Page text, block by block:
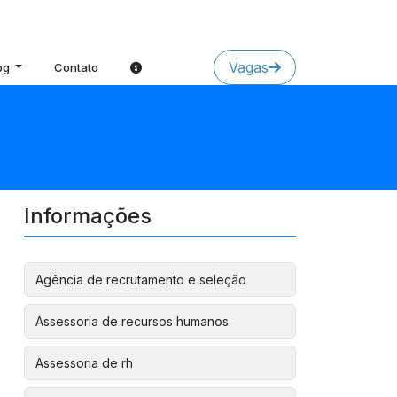
Contato Vagas
Informações
Agência de recrutamento e seleção
Assessoria de recursos humanos
Assessoria de rh